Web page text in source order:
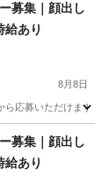
募集｜顔出し
給あり
8月8日
応募いただけま
募集｜顔出し
給あり